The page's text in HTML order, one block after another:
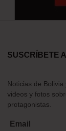
SUSCRÍBETE
Noticias de
videos y fotos
protagonistas.
Email